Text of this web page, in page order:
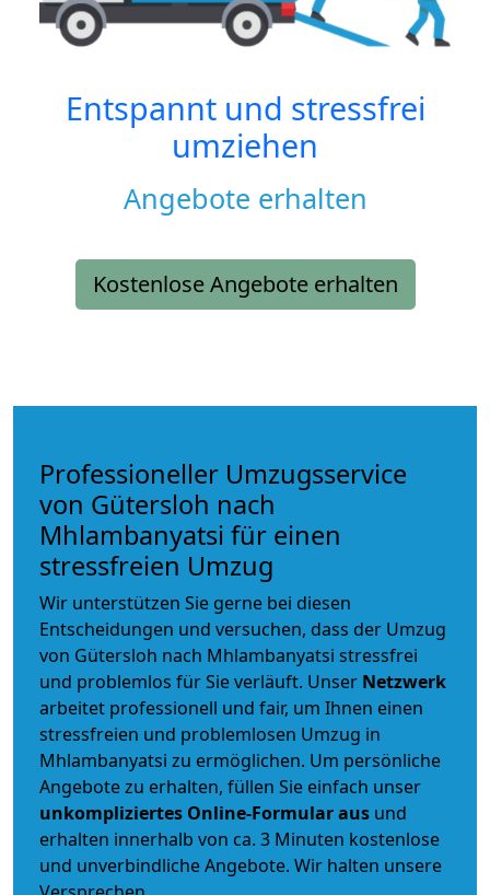
Entspannt und stressfrei
umziehen
Angebote erhalten
Kostenlose Angebote erhalten
Professioneller Umzugsservice
von Gütersloh nach
Mhlambanyatsi für einen
stressfreien Umzug
Wir unterstützen Sie gerne bei diesen
Entscheidungen und versuchen, dass der Umzug
von Gütersloh nach Mhlambanyatsi stressfrei
und problemlos für Sie verläuft. Unser Netzwerk
arbeitet professionell und fair, um Ihnen einen
stressfreien und problemlosen Umzug in
Mhlambanyatsi zu ermöglichen. Um persönliche
Angebote zu erhalten, füllen Sie einfach unser
unkompliziertes Online-Formular aus und
erhalten innerhalb von ca. 3 Minuten kostenlose
und unverbindliche Angebote. Wir halten unsere